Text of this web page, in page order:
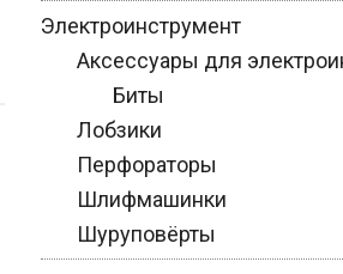
Электроинструмент
Аксессуары для
Биты
Лобзики
Перфораторы
Шлифмашинки
Шуруповёрты